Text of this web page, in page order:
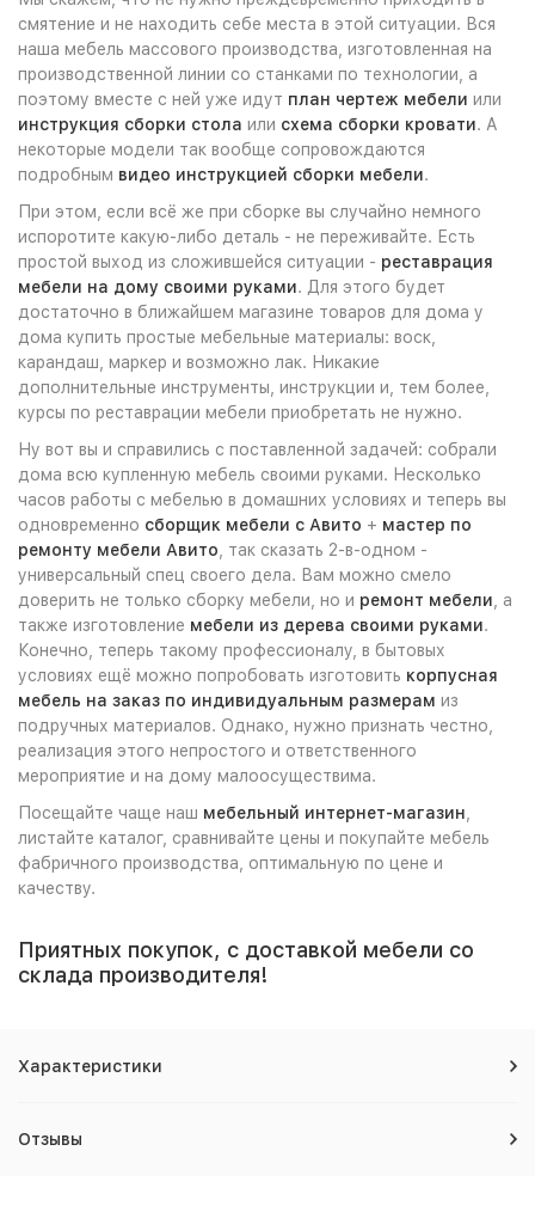
смятение и не находить себе места в этой ситуации. Вся
наша мебель массового производства, изготовленная на
производственной линии со станками по технологии, а
поэтому вместе с ней уже идут план чертеж мебели или
инструкция сборки стола или схема сборки кровати. А
некоторые модели так вообще сопровождаются
подробным видео инструкцией сборки мебели.
При этом, если всё же при сборке вы случайно немного
испоротите какую-либо деталь - не переживайте. Есть
простой выход из сложившейся ситуации - реставрация
мебели на дому своими руками. Для этого будет
достаточно в ближайшем магазине товаров для дома у
дома купить простые мебельные материалы: воск,
карандаш, маркер и возможно лак. Никакие
дополнительные инструменты, инструкции и, тем более,
курсы по реставрации мебели приобретать не нужно.
Ну вот вы и справились с поставленной задачей: собрали
дома всю купленную мебель своими руками. Несколько
часов работы с мебелью в домашних условиях и теперь вы
одновременно сборщик мебели с Авито + мастер по
ремонту мебели Авито , так сказать 2-в-одном -
универсальный спец своего дела. Вам можно смело
доверить не только сборку мебели, но и ремонт мебели , а
также изготовление мебели из дерева своими руками.
Конечно, теперь такому профессионалу, в бытовых
условиях ещё можно попробовать изготовить корпусная
мебель на заказ по индивидуальным размерам из
подручных материалов. Однако, нужно признать честно,
реализация этого непростого и ответственного
мероприятие и на дому малоосуществима.
Посещайте чаще наш мебельный интернет-магазин
листайте каталог, сравнивайте цены и покупайте мебель
фабричного производства, оптимальную по цене и
качеству.
Приятных покупок, с доставкой мебели со
склада производителя!
Характеристики
Отзывы